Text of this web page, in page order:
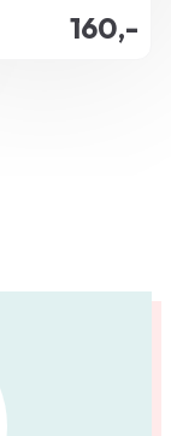
en kracht laat
160,-